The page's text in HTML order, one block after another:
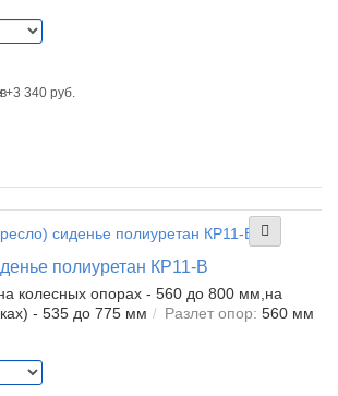
полиуретан КР11-В
колесных опорах - 560 до 800 мм,на
- 535 до 775 мм
Разлет опор: 560 мм